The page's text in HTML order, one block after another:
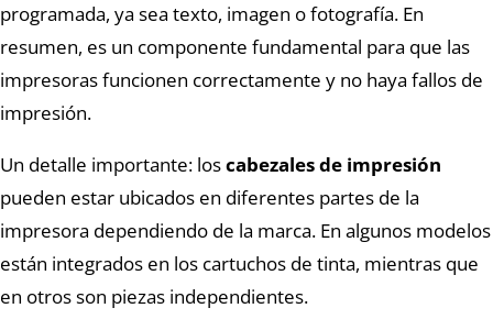
programada, ya sea texto, imagen o fotografía. En
resumen, es un componente fundamental para que las
impresoras funcionen correctamente y no haya fallos de
impresión.
Un detalle importante: loscabezales de impresión
pueden estar ubicados en diferentes partes de la
impresora dependiendo de la marca. En algunos modelos
están integrados en los cartuchos de tinta, mientras que
en otros son piezas independientes.